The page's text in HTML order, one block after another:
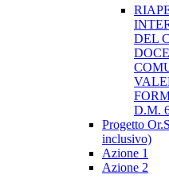
DEL
D.M.
Progetto
inclusivo)
Azione 1
Azione 2